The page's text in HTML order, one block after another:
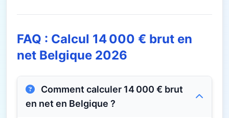
FAQ : Calcul 14 000 € brut en
net Belgique 2026
en net en Belgique ?